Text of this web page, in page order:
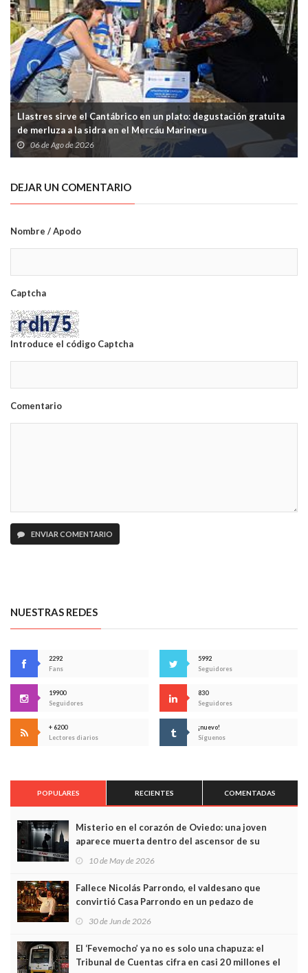
Llastres sirve el Cantábrico en un plato: degustación gratuita
de merluza a la sidra en el Mercáu Marineru
06 de Ago de 2026
DEJAR UN COMENTARIO
Nombre / Apodo
Captcha
Introduce el código Captcha
Comentario
ENVIAR COMENTARIO
NUESTRAS REDES
2292
Fans
5992
Seguidores
19900
Seguidores
830
Seguidores
+ 6200
Lectores diarios
¡nuevo!
Síguenos
POPULARES RECIENTES COMENTADAS
Misterio en el corazón de Oviedo: una joven
aparece muerta dentro del ascensor de su
edificio y las cámaras captan sus últimos minutos
10 de May de 2026
Fallece Nicolás Parrondo, el valdesano que
convirtió Casa Parrondo en un pedazo de
Asturias en Madrid
30 de Jun de 2026
El ‘Fevemocho’ ya no es solo una chapuza: el
Tribunal de Cuentas cifra en casi 20 millones el